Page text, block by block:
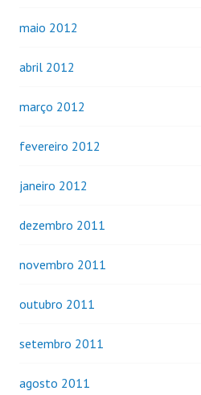
maio 2012
abril 2012
março 2012
fevereiro 2012
janeiro 2012
dezembro 2011
novembro 2011
outubro 2011
setembro 2011
agosto 2011